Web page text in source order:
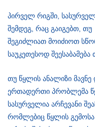
პირველ რიგში,
შემდეგ, რაც გაიგებთ, თუ
შეგიძლიათ მოიძიოთ
საუკეთესოდ შეესაბამება
თუ წყლის ანალიზი მავნე
ერთადერთი პრობლემა
სასურველია არჩევანი
რომლებიც წყლის გემოსა